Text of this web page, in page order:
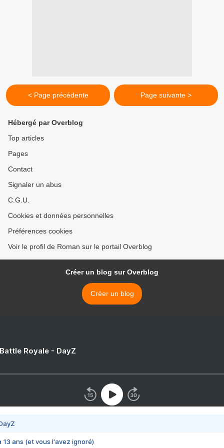
< Page précédente Page suivante >
Hébergé par Overblog
Top articles
Pages
Contact
Signaler un abus
C.G.U.
Cookies et données personnelles
Préférences cookies
Voir le profil de Roman sur le portail Overblog
Créer un blog sur Overblog
Créer un blog
Royale - DayZ
13 ans (et vous l'avez ignoré)